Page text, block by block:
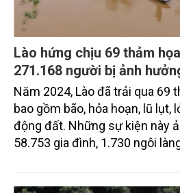
Lào hứng chịu 69 thảm
271.168 người bị ảnh
Năm 2024, Lào đã trải qua 69
bao gồm bão, hỏa hoạn, lũ lụt,
động đất. Những sự kiện này
58.753 gia đình, 1.730 ngôi